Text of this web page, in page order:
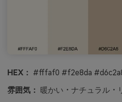
HEX： #fffaf0 #f2e8da
雰囲気： 暖かい・ナチュラル・